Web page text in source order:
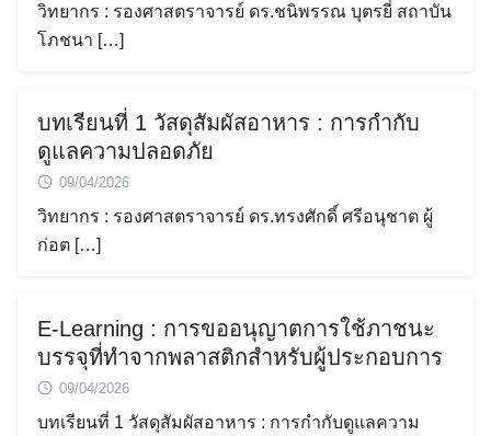
วิทยากร : รองศาสตราจารย์ ดร.ชนิพรรณ บุตรยี่ สถาบัน
โภชนา […]
บทเรียนที่ 1 วัสดุสัมผัสอาหาร : การกำกับ
ดูแลความปลอดภัย
09/04/2026
วิทยากร : รองศาสตราจารย์ ดร.ทรงศักดิ์ ศรีอนุชาต ผู้
ก่อต […]
E-Learning : การขออนุญาตการใช้ภาชนะ
บรรจุที่ทำจากพลาสติกสำหรับผู้ประกอบการ
09/04/2026
บทเรียนที่ 1 วัสดุสัมผัสอาหาร : การกำกับดูแลความ